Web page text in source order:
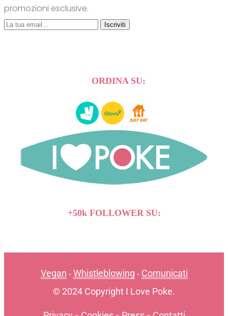
promozioni esclusive.
Iscriviti
ORDINA SU:
+50k FOLLOWER SU:
Vegan - Whistleblowing - Comunicati
© 2024 Copyright I Love Poke.